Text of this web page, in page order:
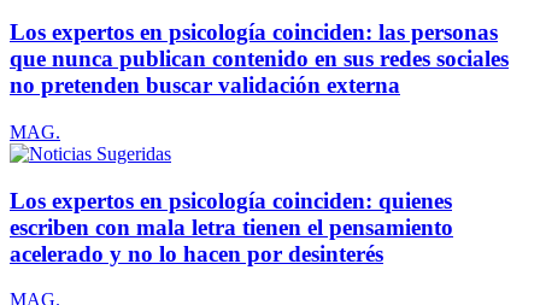
Los expertos en psicología coinciden: las personas
que nunca publican contenido en sus redes sociales
no pretenden buscar validación externa
MAG.
Los expertos en psicología coinciden: quienes
escriben con mala letra tienen el pensamiento
acelerado y no lo hacen por desinterés
MAG.